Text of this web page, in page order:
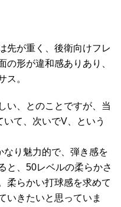
先が重く、後衛向けフレ
の形が違和感ありあり、
ス。
い、とのことですが、当
て、次いでV、という
なり魅力的で、弾き感を
と、50レベルの柔らかさ
柔らかい打球感を求めて
いきたいと思っていま